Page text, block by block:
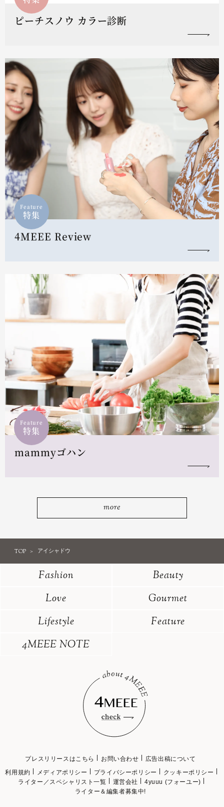
ピーチスノウ カラー診断
Feature
特集
4MEEE Review
Feature
特集
mammyゴハン
more
TOP アイシャドウ
Fashion
Beauty
Love
Gourmet
Lifestyle
Feature
4MEEE NOTE
プレスリリースはこちら お問い合わせ
広告出稿について
利用規約
メディアポリシー プライバシーポリシー
クッキーポリシー
ライター／スペシャリスト一覧
運営会社
4yuuu (フォーユー)
ライター＆編集者募集中!